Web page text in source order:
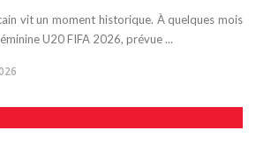
vit un moment historique. À quelques mois
U20 FIFA 2026, prévue ...